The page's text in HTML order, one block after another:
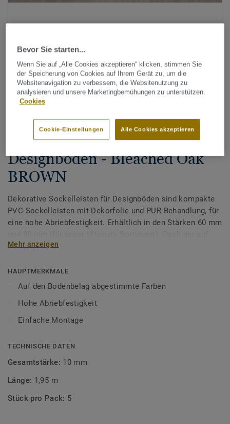
Alle Designs anzeigen (200)
Dekorative Sockelleisten für
Designböden - Bleached Oak
BROWN
Dekorative Sockelleisten für Designböden sind kompakte
PVC-Sockelleisten mit Dekorfolie und PUR-Behandlung, für
eine hohe Abriebfestigkeit. Erhältlich in den Stärken 60 mm
unsere Designböden abgestimmten Farben sorgen Sie für
Mehr anzeigen
HAUPTMERKMALE
Auf den Bodenbelag abgestimmte Farben
Hohe Abriebfestigkeit
Einfache Montage
TECHNISCHE DATEN
Gesamtstärke: 10 mm
Länge: 1,95 m
Stück pro Pack: 5
Bevor Sie starten...
Wenn Sie auf „Alle Cookies akzeptieren“ klicken, stimmen Sie
der Speicherung von Cookies auf Ihrem Gerät zu, um die
Websitenavigation zu verbessern, die Websitenutzung zu
analysieren und unsere Marketingbemühungen zu unterstützen.
Cookies
Alle Cookies akzeptieren
Cookie-Einstellungen